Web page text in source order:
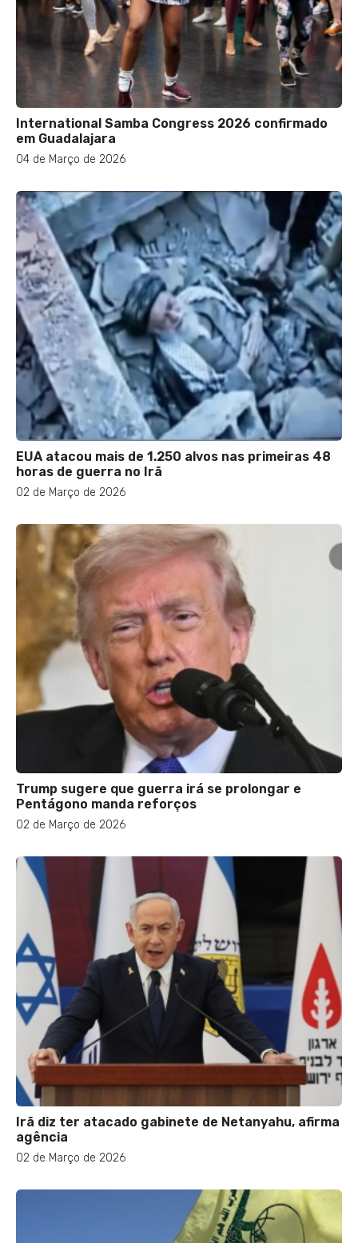
International Samba Congress 2026 confirmado
em Guadalajara
04 de Março de 2026
EUA atacou mais de 1.250 alvos nas primeiras 48
horas de guerra no Irã
02 de Março de 2026
Trump sugere que guerra irá se prolongar e
Pentágono manda reforços
02 de Março de 2026
Irã diz ter atacado gabinete de Netanyahu, afirma
agência
02 de Março de 2026